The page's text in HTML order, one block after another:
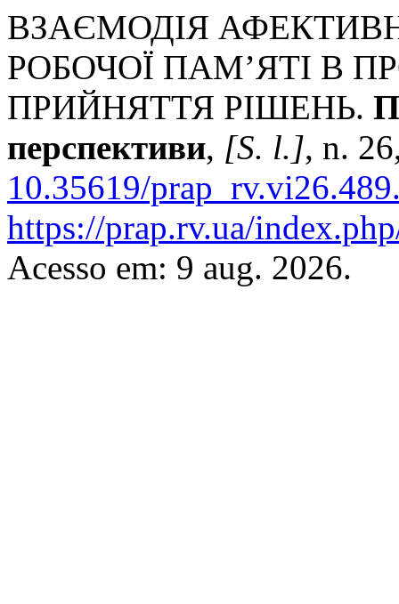
ВЗАЄМОДІЯ
РОБОЧОЇ ПАМ’ЯТІ В
ПРИЙНЯТТЯ РІШЕНЬ.
перспективи, [S. l.], n.
10.35619/
https://prap.rv.ua/
Acesso em: 9 aug. 2026.